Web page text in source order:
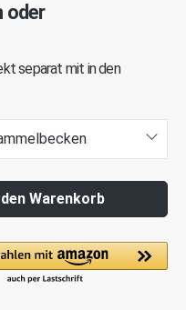
oder
separat mit in den
den Warenkorb